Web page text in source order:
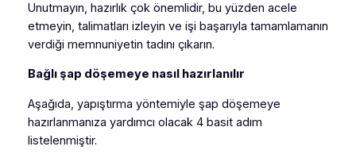
Unutmayın, hazırlık çok önemlidir, bu yüzden acele
etmeyin, talimatları izleyin ve işi başarıyla tamamlamanın
verdiği memnuniyetin tadını çıkarın.
Bağlı şap döşemeye nasıl hazırlanılır
Aşağıda, yapıştırma yöntemiyle şap döşemeye
hazırlanmanıza yardımcı olacak 4 basit adım
listelenmiştir.